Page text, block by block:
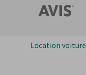
Location voiture